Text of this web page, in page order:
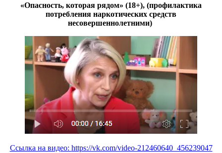
«Опасность, которая рядом» (18+), (профилактика
потребления наркотических средств
несовершеннолетними)
Ссылка на видео: https://vk.com/video-212460640_456239047